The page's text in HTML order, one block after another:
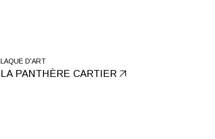
LAQUE D'ART
LA PANTHÈRE CARTIER